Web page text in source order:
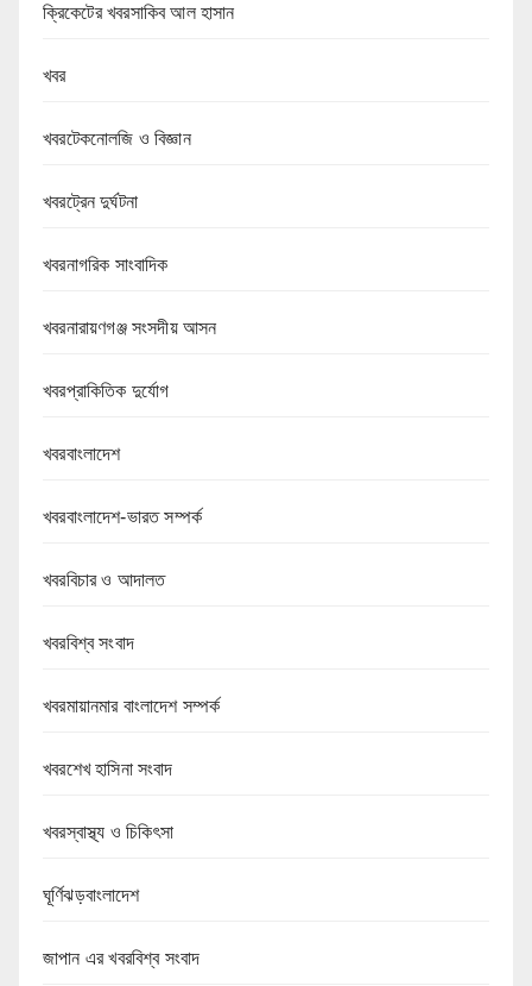
ক্রিকেটের খবরসাকিব আল হাসান
খবর
খবরটেকনোলজি ও বিজ্ঞান
খবরট্রেন দুর্ঘটনা
খবরনাগরিক সাংবাদিক
খবরনারায়ণগঞ্জ সংসদীয় আসন
খবরপ্রাকিতিক দুর্যোগ
খবরবাংলাদেশ
খবরবাংলাদেশ-ভারত সম্পর্ক
খবরবিচার ও আদালত
খবরবিশ্ব সংবাদ
খবরমায়ানমার বাংলাদেশ সম্পর্ক
খবরশেখ হাসিনা সংবাদ
খবরস্বাস্থ্য ও চিকিৎসা
ঘূর্ণিঝড়বাংলাদেশ
জাপান এর খবরবিশ্ব সংবাদ